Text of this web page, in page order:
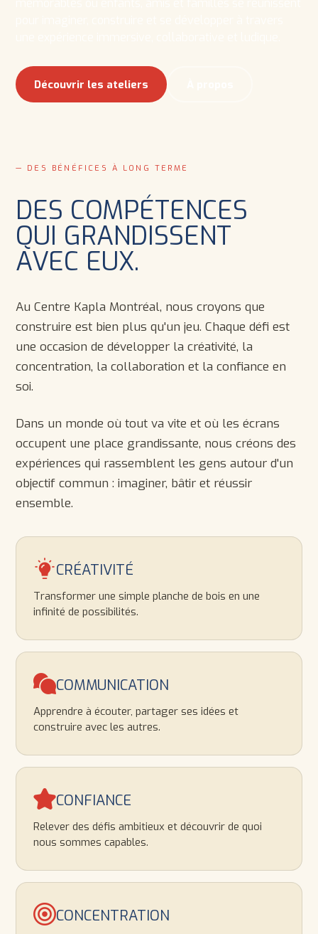
Découvrir les ateliers
— DES BÉNÉFICES À LONG TERME
DES COMPÉTENCES
QUI GRANDISSENT
AVEC EUX.
Au Centre Kapla Montréal, nous croyons que
construire est bien plus qu'un jeu. Chaque défi est
une occasion de développer la créativité, la
concentration, la collaboration et la confiance en
soi.
Dans un monde où tout va vite et où les écrans
occupent une place grandissante, nous créons des
expériences qui rassemblent les gens autour d'un
objectif commun : imaginer, bâtir et réussir
ensemble.
CRÉATIVITÉ
Transformer une simple planche de bois en une
infinité de possibilités.
COMMUNICATION
Apprendre à écouter, partager ses idées et
construire avec les autres.
CONFIANCE
Relever des défis ambitieux et découvrir de quoi
nous sommes capables.
CONCENTRATION